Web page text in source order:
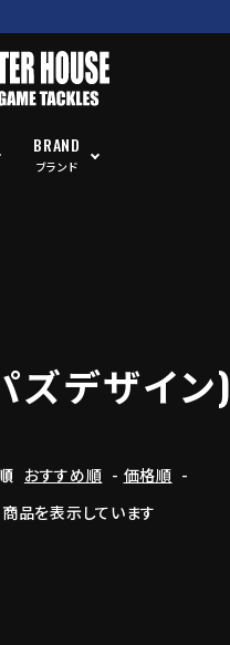
BRAND
ブランド
ズデザイン)
おすすめ順 - 価格順 -
品を表示しています